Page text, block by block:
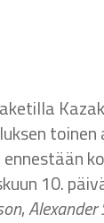
10.
,